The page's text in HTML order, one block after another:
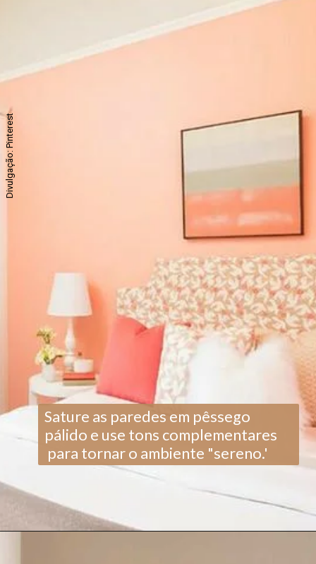
Sature as paredes em pêssego
pálido e use tons complementares
para tornar o ambiente "sereno.'
Divulgação: Pinterest